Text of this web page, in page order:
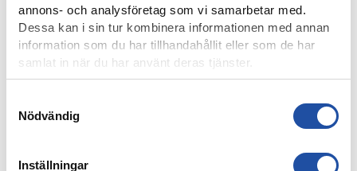
annons- och analysföretag som vi samarbetar med.
Dessa kan i sin tur kombinera informationen med annan
information som du har tillhandahållit eller som de har
samlat in när du har använt deras tjänster.
Nödvändig
Inställningar